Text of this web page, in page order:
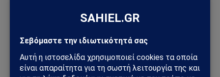
Ηλεκτρική διασύνδεση Ελλάδας–Κύπρου: Η Meridiam παίρνει
γεωπολιτικό παιχνίδι
Σαουδική Αραβία – Υεμένη: Το Ριάντ προετοιμάζει μεγάλη
στρατιωτική επιχείρηση – Στο επίκεντρο Ερυθρά Θάλασσα και